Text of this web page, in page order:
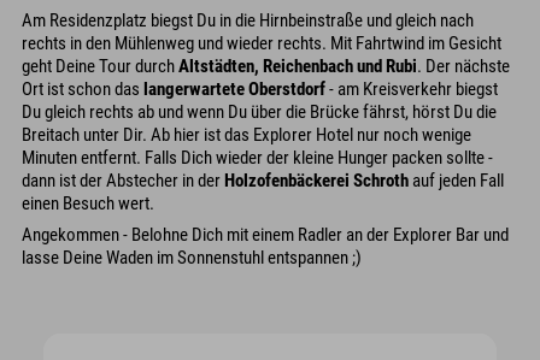
Am Residenzplatz biegst Du in die Hirnbeinstraße und gleich nach
rechts in den Mühlenweg und wieder rechts. Mit Fahrtwind im Gesicht
geht Deine Tour durchAltstädten, Reichenbach und Rubi. Der nächste
Ort ist schon das langerwartete Oberstdorf- am Kreisverkehr biegst
Du gleich rechts ab und wenn Du über die Brücke fährst, hörst Du die
Breitach unter Dir. Ab hier ist das Explorer Hotel nur noch wenige
Minuten entfernt. Falls Dich wieder der kleine Hunger packen sollte -
dann ist der Abstecher in derHolzofenbäckerei Schroth auf jeden Fall
einen Besuch wert.
Angekommen - Belohne Dich mit einem Radler an der Explorer Bar und
lasse Deine Waden im Sonnenstuhl entspannen ;)